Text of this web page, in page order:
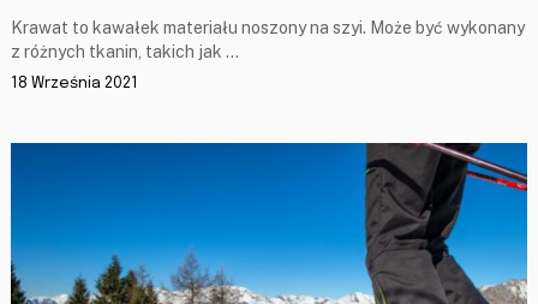
Krawat to kawałek materiału noszony na szyi. Może być wykonany
z różnych tkanin, takich jak …
18 Września 2021